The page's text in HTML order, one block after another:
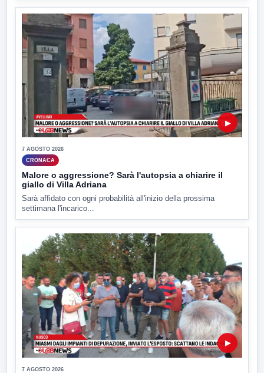
▶
7 AGOSTO 2026
CRONACA
Malore o aggressione? Sarà l'autopsia a chiarire il
giallo di Villa Adriana
Sarà affidato con ogni probabilità all'inizio della prossima
settimana l'incarico...
▶
7 AGOSTO 2026